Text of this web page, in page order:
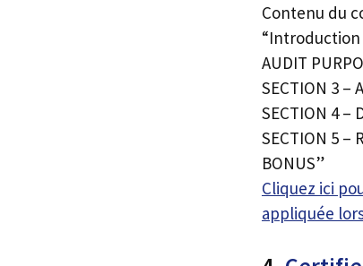
Contenu du
“Introduction
AUDIT
SECTION 3 –
SECTION 4 –
SECTION 5 –
BONUS”
Cliquez ici
appliquée